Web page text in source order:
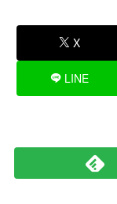
X
LINE